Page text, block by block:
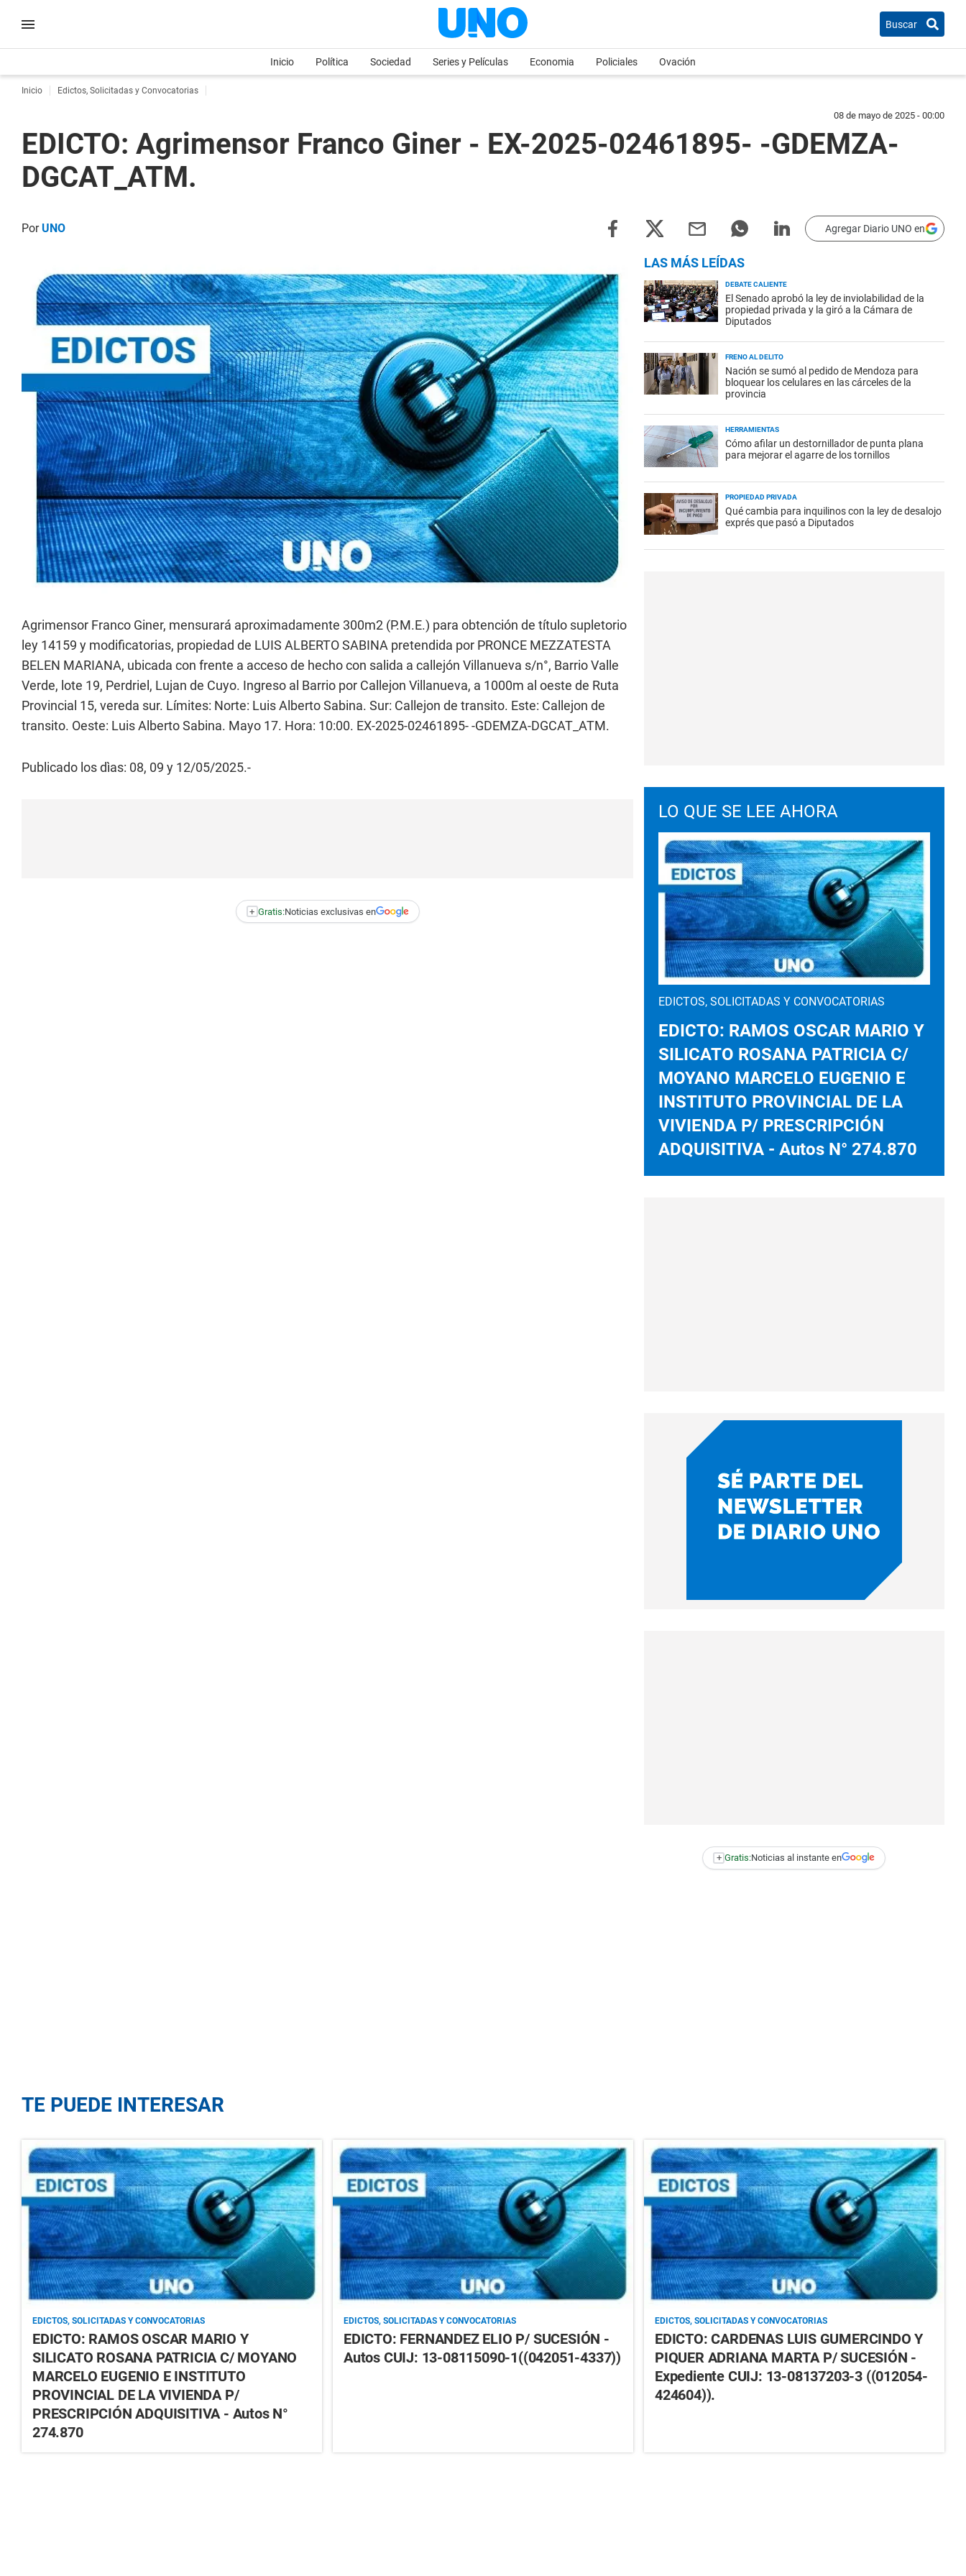
Buscar
Inicio Política Sociedad Series y Películas Economia Policiales Ovación
Inicio Edictos, Solicitadas y Convocatorias
08 de mayo de 2025 - 00:00
EDICTO: Agrimensor Franco Giner - EX-2025-02461895- -GDEMZA-
DGCAT_ATM.
PorUNO Agregar Diario UNO en
Agrimensor Franco Giner, mensurará aproximadamente 300m2 (P.M.E.) para obtención de título supletorio
ley 14159 y modificatorias, propiedad de LUIS ALBERTO SABINA pretendida por PRONCE MEZZATESTA
BELEN MARIANA, ubicada con frente a acceso de hecho con salida a callejón Villanueva s/n°, Barrio Valle
Verde, lote 19, Perdriel, Lujan de Cuyo. Ingreso al Barrio por Callejon Villanueva, a 1000m al oeste de Ruta
Provincial 15, vereda sur. Límites: Norte: Luis Alberto Sabina. Sur: Callejon de transito. Este: Callejon de
transito. Oeste: Luis Alberto Sabina. Mayo 17. Hora: 10:00. EX-2025-02461895- -GDEMZA-DGCAT_ATM.
Publicado los dìas: 08, 09 y 12/05/2025.-
+ Gratis:Noticias exclusivas en
LAS MÁS LEÍDAS
DEBATE CALIENTE
El Senado aprobó la ley de inviolabilidad de la
propiedad privada y la giró a la Cámara de
Diputados
FRENO AL DELITO
Nación se sumó al pedido de Mendoza para
bloquear los celulares en las cárceles de la
provincia
HERRAMIENTAS
Cómo afilar un destornillador de punta plana
para mejorar el agarre de los tornillos
PROPIEDAD PRIVADA
Qué cambia para inquilinos con la ley de desalojo
exprés que pasó a Diputados
LO QUE SE LEE AHORA
EDICTOS, SOLICITADAS Y CONVOCATORIAS
EDICTO: RAMOS OSCAR MARIO Y
SILICATO ROSANA PATRICIA C/
MOYANO MARCELO EUGENIO E
INSTITUTO PROVINCIAL DE LA
VIVIENDA P/ PRESCRIPCIÓN
ADQUISITIVA - Autos N° 274.870
+ Gratis:Noticias al instante en
TE PUEDE INTERESAR
EDICTOS, SOLICITADAS Y CONVOCATORIAS
EDICTO: RAMOS OSCAR MARIO Y
SILICATO ROSANA PATRICIA C/ MOYANO
MARCELO EUGENIO E INSTITUTO
PROVINCIAL DE LA VIVIENDA P/
PRESCRIPCIÓN ADQUISITIVA - Autos N°
274.870
EDICTOS, SOLICITADAS Y CONVOCATORIAS
EDICTO: FERNANDEZ ELIO P/ SUCESIÓN -
Autos CUIJ: 13-08115090-1((042051-4337))
EDICTOS, SOLICITADAS Y CONVOCATORIAS
EDICTO: CARDENAS LUIS GUMERCINDO Y
PIQUER ADRIANA MARTA P/ SUCESIÓN -
Expediente CUIJ: 13-08137203-3 ((012054-
424604)).